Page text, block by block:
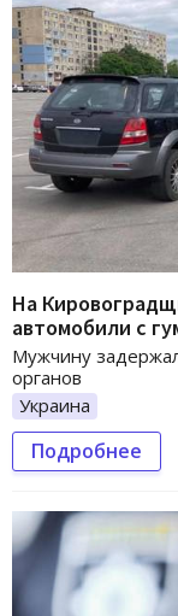
На
автомобили с
Мужчину
органов
Украина
Подробнее